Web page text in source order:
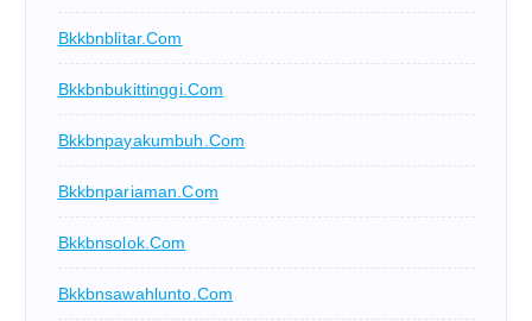
Bkkbnblitar.com
Bkkbnbukittinggi.com
Bkkbnpayakumbuh.com
Bkkbnpariaman.com
Bkkbnsolok.com
Bkkbnsawahlunto.com